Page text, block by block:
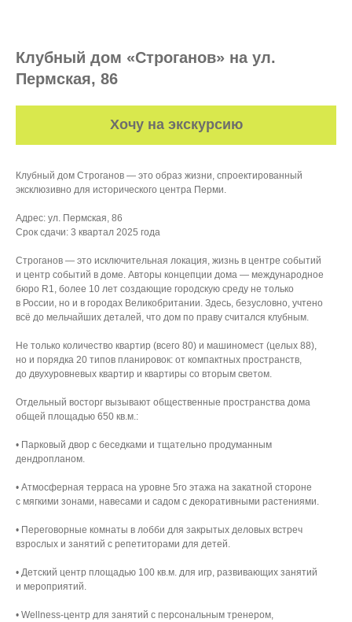
Клубный дом «Строганов» на ул.
Пермская, 86
Хочу на экскурсию
Клубный дом Строганов — это образ жизни, спроектированный
эксклюзивно для исторического центра Перми.
Адрес: ул. Пермская, 86
Срок сдачи: 3 квартал 2025 года
Строганов — это исключительная локация, жизнь в центре событий
и центр событий в доме. Авторы концепции дома — международное
бюро R1, более 10 лет создающие городскую среду не только
в России, но и в городах Великобритании. Здесь, безусловно, учтено
всё до мельчайших деталей, что дом по праву считался клубным.
Не только количество квартир (всего 80) и машиномест (целых 88),
но и порядка 20 типов планировок: от компактных пространств,
до двухуровневых квартир и квартиры со вторым светом.
Отдельный восторг вызывают общественные пространства дома
общей площадью 650 кв.м.:
• Парковый двор с беседками и тщательно продуманным
дендропланом.
• Атмосферная терраса на уровне 5го этажа на закатной стороне
с мягкими зонами, навесами и садом с декоративными растениями.
• Переговорные комнаты в лобби для закрытых деловых встреч
взрослых и занятий с репетиторами для детей.
• Детский центр площадью 100 кв.м. для игр, развивающих занятий
и мероприятий.
• Wellness-центр для занятий с персональным тренером,